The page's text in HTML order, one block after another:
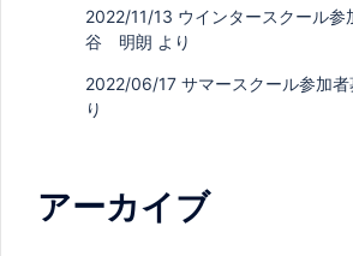
2022/11/13 ウインタースクール参
谷 明朗 より
2022/06/17 サマースクール参加者
り
アーカイブ